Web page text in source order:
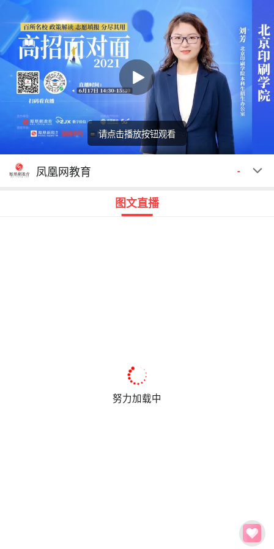
请点击播放按钮观看
回顾 00:00
凤凰网教育 -
图文直播
努力加载中